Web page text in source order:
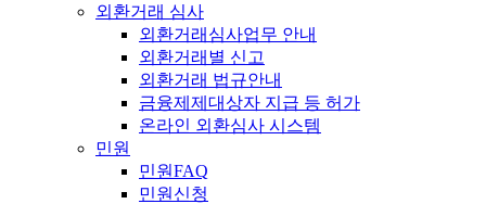
외환거래 심사
외환거래심사업무 안내
외환거래별 신고
외환거래 법규안내
금융제제대상자 지급 등 허가
온라인 외환심사 시스템
민원
민원FAQ
민원신청